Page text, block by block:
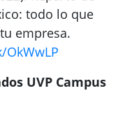
todo lo que
empresa.
UVP Campus